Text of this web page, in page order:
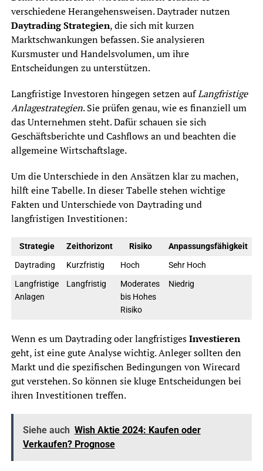
verschiedene Herangehensweisen. Daytrader nutzen
Daytrading Strategien, die sich mit kurzen
Marktschwankungen befassen. Sie analysieren
Kursmuster und Handelsvolumen, um ihre
Entscheidungen zu unterstützen.
Langfristige Investoren hingegen setzen aufLangfristige
Anlagestrategien. Sie prüfen genau, wie es finanziell um
das Unternehmen steht. Dafür schauen sie sich
Geschäftsberichte und Cashflows an und beachten die
allgemeine Wirtschaftslage.
Um die Unterschiede in den Ansätzen klar zu machen,
hilft eine Tabelle. In dieser Tabelle stehen wichtige
Fakten und Unterschiede von Daytrading und
langfristigen Investitionen:
Strategie Zeithorizont Risiko
Anpassungsfähigkeit
Daytrading
Kurzfristig Hoch
Sehr Hoch
Langfristige
Anlagen
Langfristig
Moderates
bis Hohes
Risiko
Niedrig
Wenn es um Daytrading oder langfristigesInvestieren
geht, ist eine gute Analyse wichtig. Anleger sollten den
Markt und die spezifischen Bedingungen von Wirecard
gut verstehen. So können sie kluge Entscheidungen bei
ihren Investitionen treffen.
Siehe auch Wish Aktie 2024: Kaufen oder
Verkaufen? Prognose